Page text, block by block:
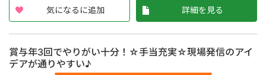
気になるに追加 詳細を見る
賞与年3回でやりがい十分！☆手当充実☆現場発信のアイ
デアが通りやすい♪